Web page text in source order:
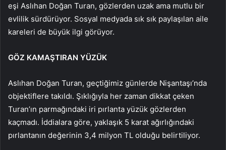
eşi Aslıhan Doğan Turan, gözlerden uzak ama mutlu bir
evlilik sürdürüyor. Sosyal medyada sık sık paylaşılan aile
kareleri de büyük ilgi görüyor.
GÖZ KAMAŞTIRAN YÜZÜK
Aslıhan Doğan Turan, geçtiğimiz günlerde Nişantaşı’nda
objektiflere takıldı. Şıklığıyla her zaman dikkat çeken
Turan’ın parmağındaki iri pırlanta yüzük gözlerden
kaçmadı. İddialara göre, yaklaşık 5 karat ağırlığındaki
pırlantanın değerinin 3,4 milyon TL olduğu belirtiliyor.